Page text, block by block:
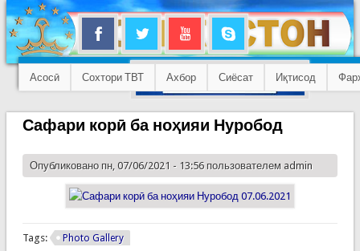
Асосӣ Сохтори ТВТ Ахбор Сиёсат Иқтисод
Сафари корӣ ба ноҳияи Нуробод
Опубликовано пн, 07/06/2021 - 13:56 пользователем admin
Tags: Photo Gallery